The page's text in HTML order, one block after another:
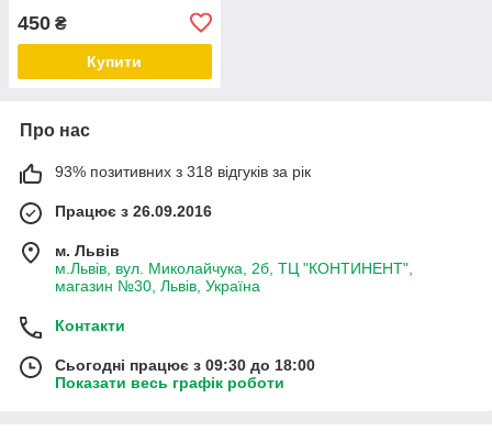
450 ₴
Купити
Про нас
93% позитивних з 318 відгуків за рік
Працює з 26.09.2016
м. Львів
м.Львів, вул. Миколайчука, 2б, ТЦ "КОНТИНЕНТ",
магазин №30, Львів, Україна
Контакти
Сьогодні працює з 09:30 до 18:00
Показати весь графік роботи